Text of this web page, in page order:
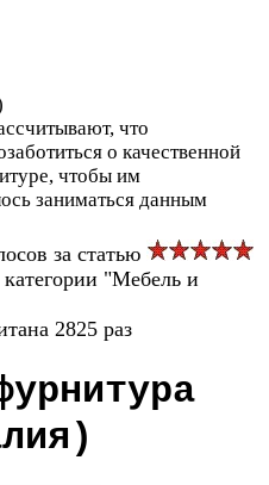
что
о качественной
чтобы им
заниматься данным
за статью
"Мебель и
2825 раз